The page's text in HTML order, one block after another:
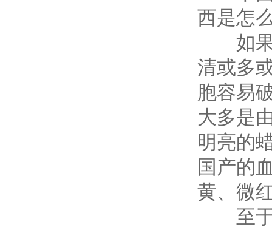
西是怎
如果
清或多
胞容易
大多是
明亮的
国产的
黄、微
至于